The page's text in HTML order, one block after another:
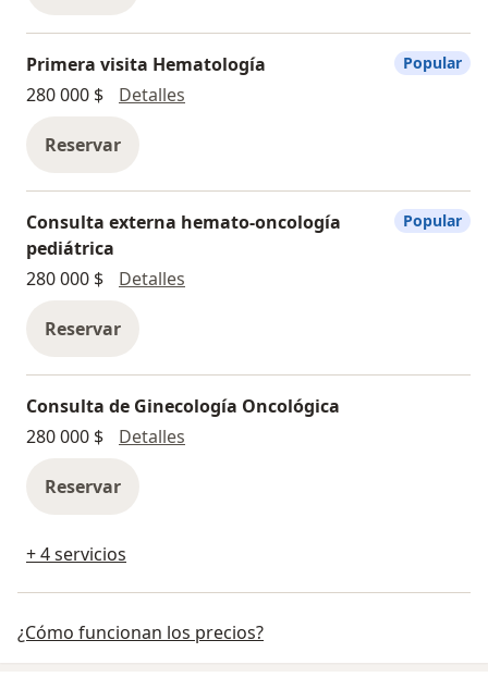
Primera visita Hematología
280 000 $
Detalles
Reservar
Popular
Consulta externa hemato-oncología
pediátrica
280 000 $
Detalles
Reservar
Popular
Consulta de Ginecología Oncológica
280 000 $
Detalles
Reservar
+ 4 servicios
¿Cómo funcionan los precios?